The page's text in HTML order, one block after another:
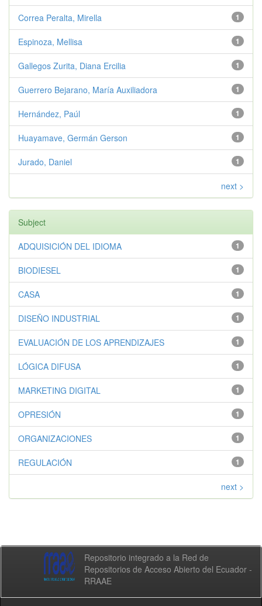
1
Correa Peralta, Mirella
1
Espinoza, Mellisa
1
Gallegos Zurita, Diana Ercilia
1
Guerrero Bejarano, María Auxiliadora
1
Hernández, Paúl
1
Huayamave, Germán Gerson
1
Jurado, Daniel
next >
Subject
1
ADQUISICIÓN DEL IDIOMA
1
BIODIESEL
1
CASA
1
DISEÑO INDUSTRIAL
1
EVALUACIÓN DE LOS APRENDIZAJES
1
LÓGICA DIFUSA
1
MARKETING DIGITAL
1
OPRESIÓN
1
ORGANIZACIONES
1
REGULACIÓN
next >
Repositorio integrado a la Red de
Repositorios de Acceso Abierto del Ecuador -
RRAAE